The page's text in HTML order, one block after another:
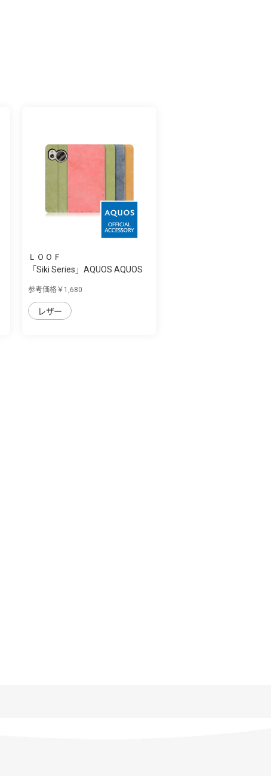
ＬＯＯＦ
「Siki Series」AQUOS AQUOS
参考価格￥1,680
レザー